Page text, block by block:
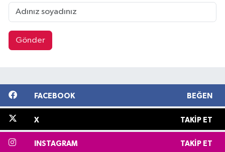
Gönder
FACEBOOK BEĞEN
X TAKIP ET
INSTAGRAM TAKIP ET